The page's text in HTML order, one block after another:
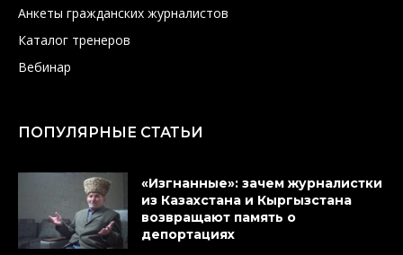
Анкеты гражданских журналистов
Каталог тренеров
Вебинар
ПОПУЛЯРНЫЕ СТАТЬИ
«Изгнанные»: зачем журналистки
из Казахстана и Кыргызстана
возвращают память о
депортациях